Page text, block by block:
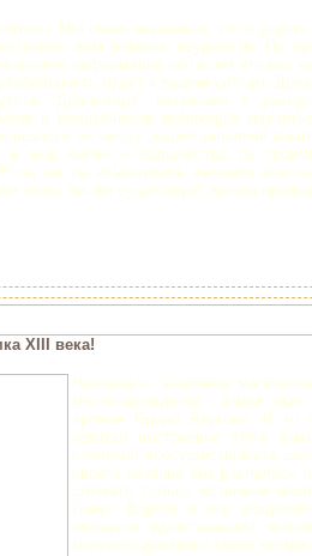
Мы очень надеемся, что в
вам никаких неудобств. По
полная информация обо всем что вас
будут к вашим улугам.
"Драгонгарт" встречает с
и волшебников желающих
к их числу скорей заполняй
в мир магии и волшебства со
же ты изъявляешь желание
этого так же существует анкета
XIII века!
Наконец-то академия
местонахождение. Замок
времен Брудо Варгони. В то
заказал построение этого
столетий просуществовала
своего хозяина она распалась
сломать только истинный
Гимус Вартон и его
является единственным
могучего древнего замка